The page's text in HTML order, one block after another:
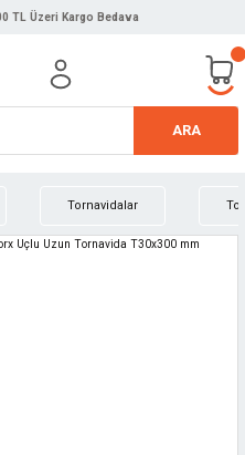
TL Üzeri Kargo Bedava
ARA
Tornavidalar